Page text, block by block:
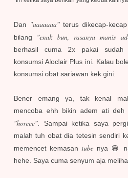
Dan "aaaaaaa"terus dikecap-
bilang
"enak bun, rasanya manis
berhasil cuma 2x pakai sudah
konsumsi Aloclair Plus ini. Kalau
konsumsi obat sariawan kek gini.
Bener emang ya, tak kenal
mencoba ehh bikin adem ati deh
"horeee" . Sampai ketika saya
malah tuh obat dia tetesin sendiri
memencet kemasan tube nya 😅
hehe. Saya cuma senyum aja